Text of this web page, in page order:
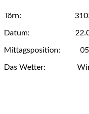
Törn:
Datum:
Mittagsposition:
Das Wetter: Wind: